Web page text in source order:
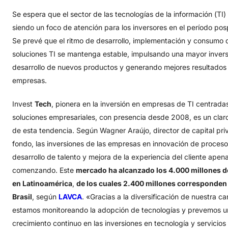
Se espera que el sector de las tecnologías de la información (TI)
siendo un foco de atención para los inversores en el período
Se prevé que el ritmo de desarrollo, implementación y consumo
soluciones TI se mantenga estable, impulsando una mayor
desarrollo de nuevos productos y generando mejores
empresas.
Invest Tech, pionera en la inversión en empresas de TI
soluciones empresariales, con presencia desde 2008, es un
de esta tendencia. Según Wagner Araújo, director de capital
fondo, las inversiones de las empresas en innovación de
desarrollo de talento y mejora de la experiencia del cliente
comenzando. Este mercado ha alcanzado los 4.000 millones
en Latinoamérica, de los cuales 2.400 millones corresponden
Brasil, según LAVCA. «Gracias a la diversificación de nuestra
estamos monitoreando la adopción de tecnologías y prevemos
crecimiento continuo en las inversiones en tecnología y